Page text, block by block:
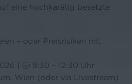
eine hochkarätig besetzte
– oder Preisrisiken mit
| 🕣 8:30 – 12:30 Uhr
Wien (oder via Livestream)